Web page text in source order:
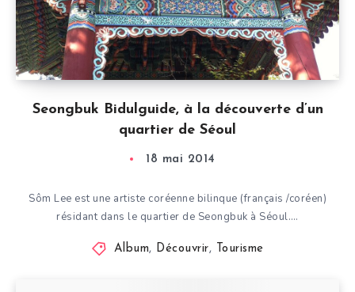
Seongbuk Bidulguide, à la découverte d’un
quartier de Séoul
18 mai 2014
Sôm Lee est une artiste coréenne bilinque (français /coréen)
résidant dans le quartier de Seongbuk à Séoul….
Album, Découvrir, Tourisme